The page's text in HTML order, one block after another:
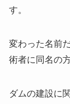
す。
変わった名前
術者に同名の
ダムの建設に